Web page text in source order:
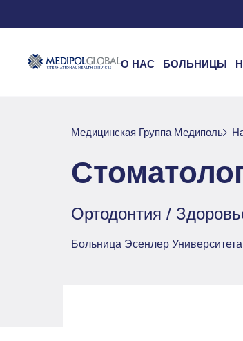
О НАС БОЛЬНИЦЫ
Медицинская Группа Медиполь
Ортодонтия /
Больница Эсенлер